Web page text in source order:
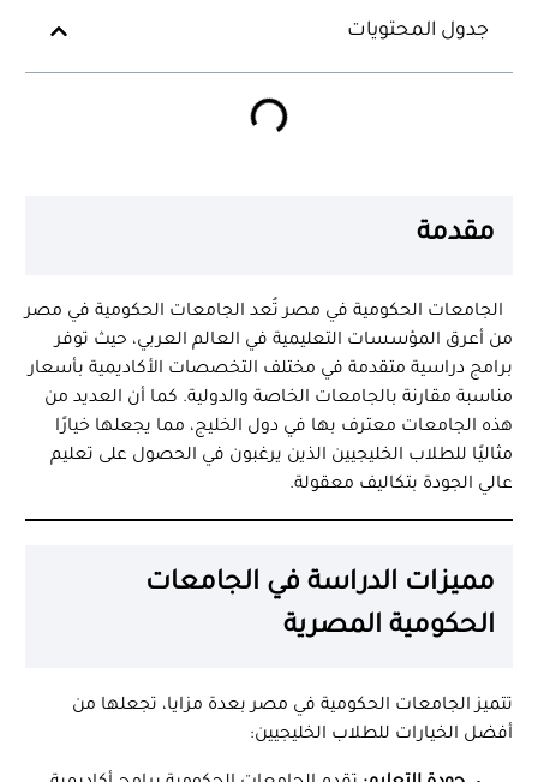
جدول المحتويات
مقدمة
الجامعات الحكومية في مصر تُعد الجامعات الحكومية في مصر
من أعرق المؤسسات التعليمية في العالم العربي، حيث توفر
برامج دراسية متقدمة في مختلف التخصصات الأكاديمية بأسعار
مناسبة مقارنة بالجامعات الخاصة والدولية. كما أن العديد من
هذه الجامعات معترف بها في دول الخليج، مما يجعلها خيارًا
مثاليًا للطلاب الخليجيين الذين يرغبون في الحصول على تعليم
عالي الجودة بتكاليف معقولة.
مميزات الدراسة في الجامعات
الحكومية المصرية
تتميز الجامعات الحكومية في مصر بعدة مزايا، تجعلها من
أفضل الخيارات للطلاب الخليجيين: